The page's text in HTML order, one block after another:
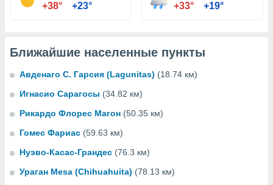
+38° +23° +33° +19°
Ближайшие населенные пункты
Авденаго C. Гарсия (Lagunitas) (18.74 км)
Игнасио Сарагосы (34.82 км)
Рикардо Флорес Магон (50.35 км)
Гомес Фариас (59.63 км)
Нуэво-Касас-Грандес (76.3 км)
Ураган Mesa (Chihuahuita) (78.13 км)